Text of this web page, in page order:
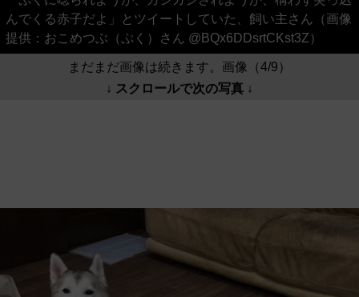
んでくる赤子だよ」とツイートしていた、飼い主さん（画像
提供：おこめつぶ（ぷく）さん @BQx6DDsrtCKst3Z）
まだまだ画像は続きます。画像（4/9）
↓ スクロールで次の写真 ↓